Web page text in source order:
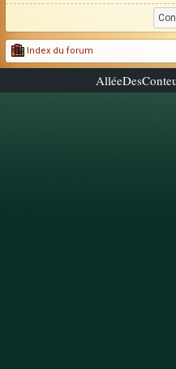
Index du forum